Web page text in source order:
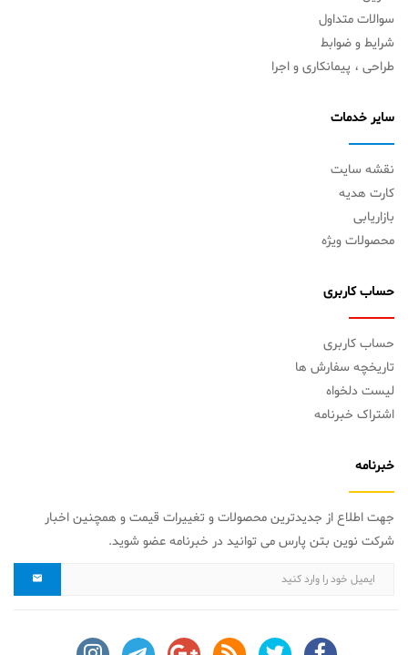
سوالات متداول
شرایط و ضوابط
طراحی ، پیمانکاری و اجرا
سایر خدمات
نقشه سایت
کارت هدیه
بازاریابی
محصولات ویژه
حساب کاربری
حساب کاربری
تاریخچه سفارش ها
لیست دلخواه
اشتراک خبرنامه
خبرنامه
جهت اطلاع از جدیدترین محصولات و تغییرات قیمت و همچنین اخبار
شرکت نوین بتن پارس می توانید در خبرنامه عضو شوید.